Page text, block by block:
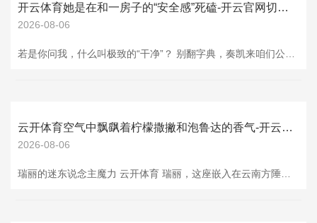
开云体育她是在和一房子的“安全感”死磕-开云官网切尔西赞助商(2025已更新(最新/官方/入口)
2026-08-06
云开体育空气中飘飖着柠檬撒撇和泡鲁达的香气-开云官网切尔西赞助商(2025已更新(最新/官方/入口)
2026-08-06